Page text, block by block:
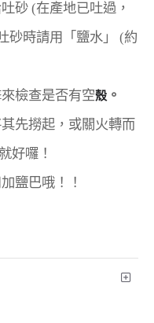
砂 (在產地已吐過，
砂時請用「鹽水」 (約
檢查是否有空殼 。
先撈起，或關火轉而
好囉！
鹽巴哦！！